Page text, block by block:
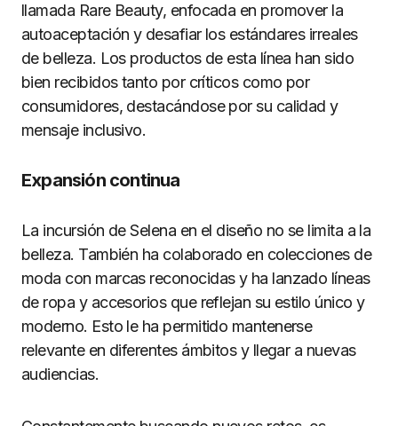
llamada Rare Beauty, enfocada en promover la
autoaceptación y desafiar los estándares irreales
de belleza. Los productos de esta línea han sido
bien recibidos tanto por críticos como por
consumidores, destacándose por su calidad y
mensaje inclusivo.
Expansión continua
La incursión de Selena en el diseño no se limita a la
belleza. También ha colaborado en colecciones de
moda con marcas reconocidas y ha lanzado líneas
de ropa y accesorios que reflejan su estilo único y
moderno. Esto le ha permitido mantenerse
relevante en diferentes ámbitos y llegar a nuevas
audiencias.